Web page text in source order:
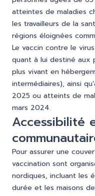
atteintes de maladies
les travailleurs de la
régions éloignées
Le vaccin contre le
quant à lui destiné aux
plus vivant en
intermédiaires), ainsi
2025 ou atteints de
mars 2024.
Accessibilité
Pour assurer une
vaccination sont
nordiques, incluant les
durée et les maisons